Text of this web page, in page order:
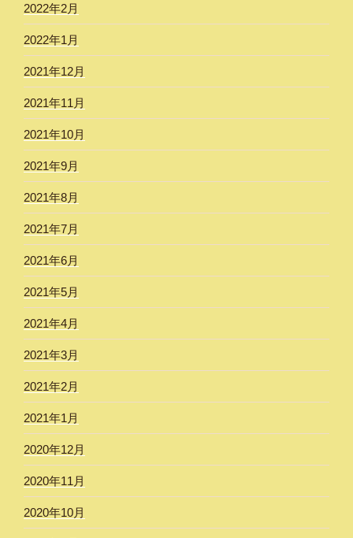
2022年2月
2022年1月
2021年12月
2021年11月
2021年10月
2021年9月
2021年8月
2021年7月
2021年6月
2021年5月
2021年4月
2021年3月
2021年2月
2021年1月
2020年12月
2020年11月
2020年10月